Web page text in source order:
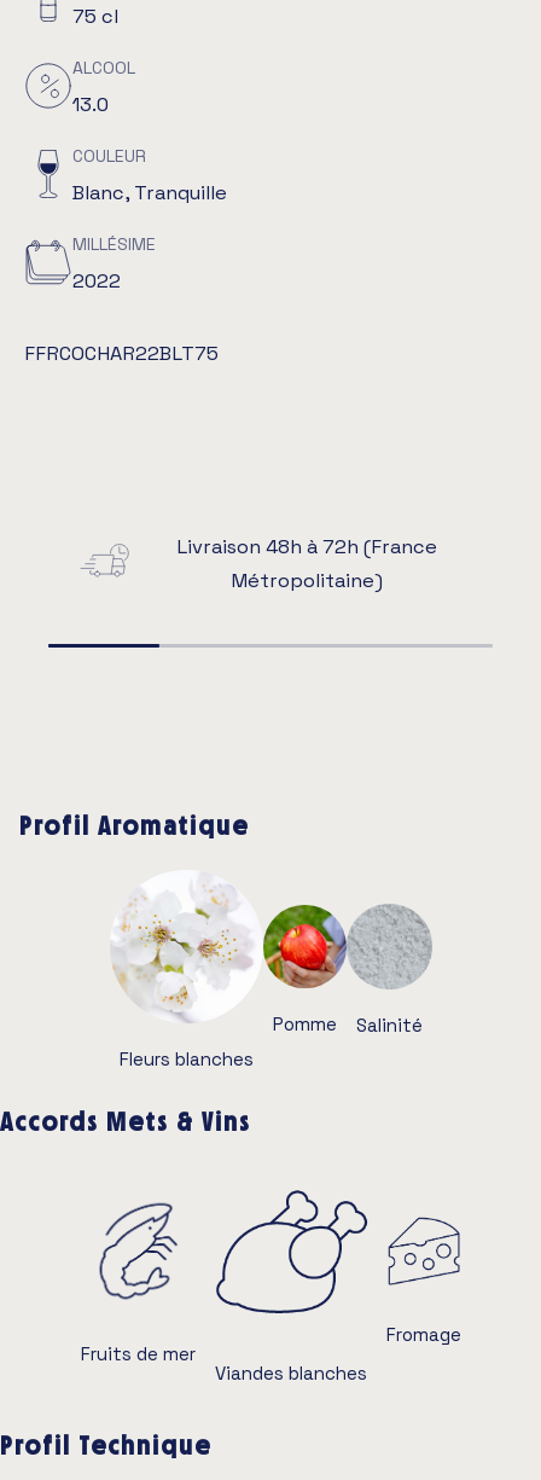
75 cl
ALCOOL
13.0
COULEUR
Blanc, Tranquille
MILLÉSIME
2022
FFRCOCHAR22BLT75
Livraison 48h à 72h (France
Métropolitaine)
Profil Aromatique
Fleurs blanches
Pomme Salinité
Accords Mets & Vins
Fruits de mer
Viandes blanches
Fromage
Profil Technique